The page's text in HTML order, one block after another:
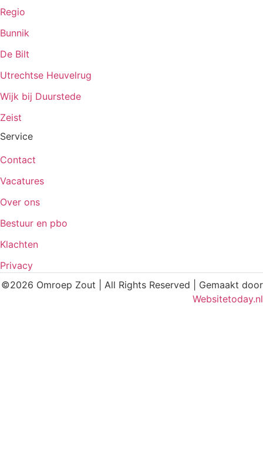
Regio
Bunnik
De Bilt
Utrechtse Heuvelrug
Wijk bij Duurstede
Zeist
Service
Contact
Vacatures
Over ons
Bestuur en pbo
Klachten
Privacy
©2026 Omroep Zout | All Rights Reserved | Gemaakt door
Websitetoday.nl